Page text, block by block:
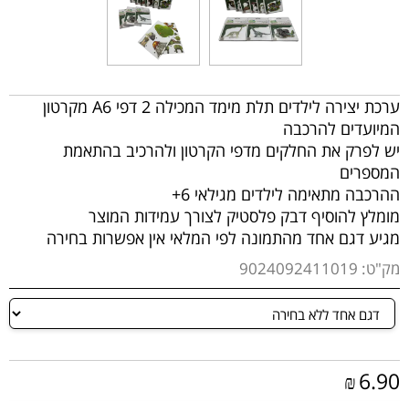
ערכת יצירה לילדים תלת מימד המכילה 2 דפי A6 מקרטון
המיועדים להרכבה
יש לפרק את החלקים מדפי הקרטון ולהרכיב בהתאמת
המספרים
ההרכבה מתאימה לילדים מגילאי 6+
מומלץ להוסיף דבק פלסטיק לצורך עמידות המוצר
מגיע דגם אחד מהתמונה לפי המלאי אין אפשרות בחירה
מק"ט: 9024092411019
₪6.90